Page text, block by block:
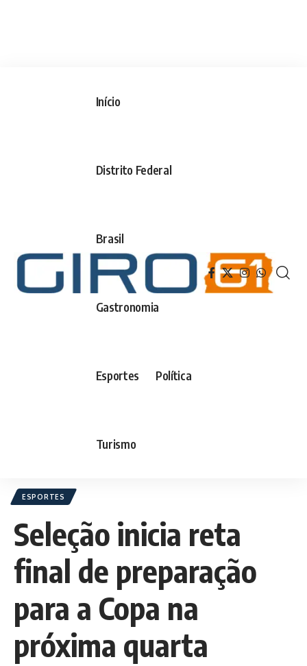
Início
Distrito Federal
Brasil
Gastronomia
Esportes Política
Turismo
ESPORTES
Seleção inicia reta
final de preparação
para a Copa na
próxima quarta